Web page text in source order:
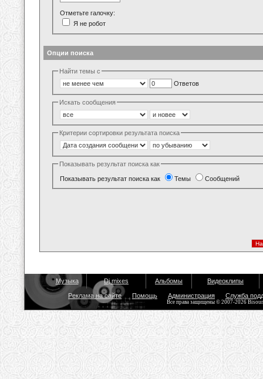
Отметьте галочку:
Я не робот
Опции поиска
Найти темы с
Ответов
Искать сообщения
Критерии сортировки результата поиска
Показывать результат поиска как
Показывать результат поиска как Темы Сообщений
Музыка Dj mixes Альбомы Видеоклипы
Реклама на сайте Помощь Администрация Служба
Все права защищены © 2007-2026